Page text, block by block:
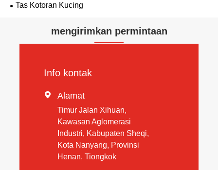
Tas Kotoran Kucing
mengirimkan permintaan
Info kontak
 Alamat
Timur Jalan Xihuan,
Kawasan Aglomerasi
Industri, Kabupaten Sheqi,
Kota Nanyang, Provinsi
Henan, Tiongkok